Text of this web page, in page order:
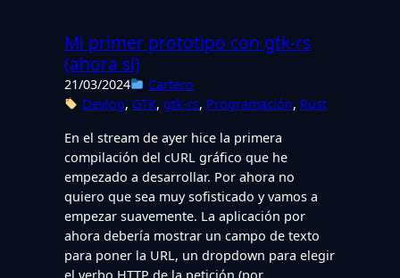
Mi primer prototipo con gtk-rs
(ahora sí)
21/03/2024
Cartero
Devlog, GTK, gtk-rs, Programación, Rust
En el stream de ayer hice la primera
compilación del cURL gráfico que he
empezado a desarrollar. Por ahora no
quiero que sea muy sofisticado y vamos a
empezar suavemente. La aplicación por
ahora debería mostrar un campo de texto
para poner la URL, un dropdown para elegir
el verbo HTTP de la petición (por…